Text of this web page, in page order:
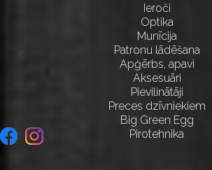
Ieroči
Optika
Munīcija
Patronu lādēšana
Apģērbs, apavi
Aksesuāri
Pievilinātāji
Preces dzīvniekiem
Big Green Egg
Pirotehnika